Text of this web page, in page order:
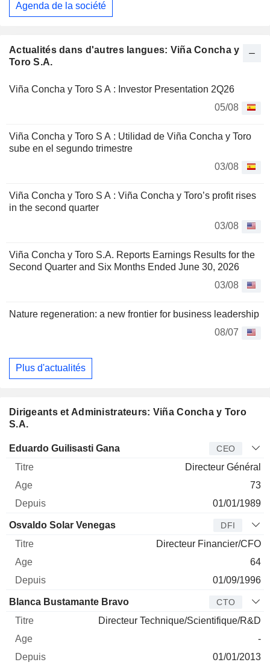
Actualités dans d'autres langues: Viña Concha y
Toro S.A.
Viña Concha y Toro S A : Investor Presentation 2Q26
05/08
Viña Concha y Toro S A : Utilidad de Viña Concha y Toro
sube en el segundo trimestre
03/08
Viña Concha y Toro S A : Viña Concha y Toro’s profit rises
in the second quarter
03/08
Viña Concha y Toro S.A. Reports Earnings Results for the
Second Quarter and Six Months Ended June 30, 2026
03/08
Nature regeneration: a new frontier for business leadership
08/07
Plus d'actualités
Dirigeants et Administrateurs: Viña Concha y Toro
S.A.
Dirigeant Titre Age Depuis
Eduardo Guilisasti Gana CEO
Directeur Général
73
01/01/1989
Osvaldo Solar Venegas DFI
Directeur Financier/CFO
64
01/09/1996
Blanca Bustamante Bravo CTO
Directeur Technique/Scientifique/R&D
-
01/01/2013
Agenda de la société